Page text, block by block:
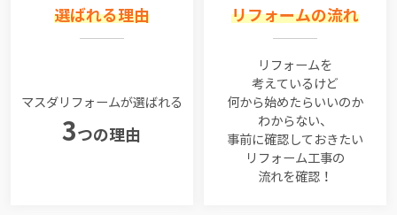
選ばれる理由
マスダリフォームが選ばれる
3つの理由
リフォームの流れ
リフォームを
考えているけど
何から始めたらいいのか
わからない、
事前に確認しておきたい
リフォーム工事の
流れを確認！